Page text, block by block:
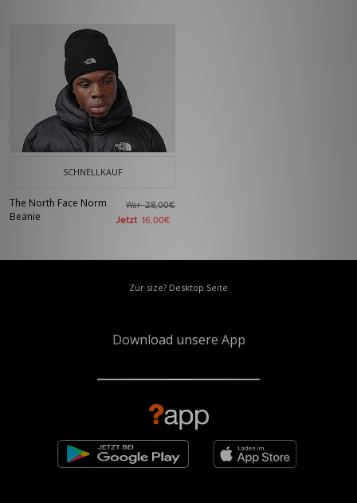
SCHNELLKAUF
The North Face Norm
Beanie
War28,00€
Jetzt 16,00€
Zur size? Desktop Seite
Download unsere App